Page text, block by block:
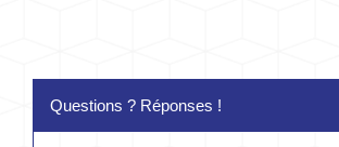
Questions ? Réponses !